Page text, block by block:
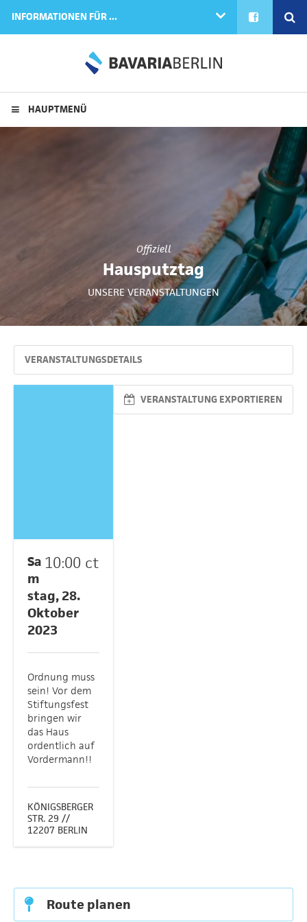
INFORMATIONEN FÜR ... FACEBOOK
HAUPTMENÜ
Offiziell
Hausputztag
UNSERE VERANSTALTUNGEN
VERANSTALTUNGSDETAILS
VERANSTALTUNG EXPORTIEREN
10:00 ct
Sa
m
stag, 28.
Oktober
2023
Ordnung muss
sein! Vor dem
Stiftungsfest
bringen wir
das Haus
ordentlich auf
Vordermann!!
KÖNIGSBERGER
STR. 29 //
12207 BERLIN
Route planen